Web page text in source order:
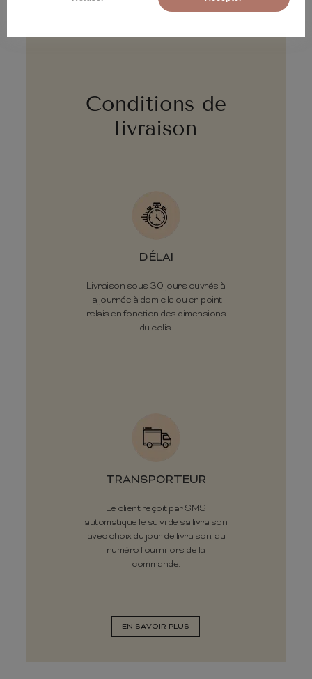
Conditions de
livraison
DÉLAI
Livraison sous 30 jours ouvrés à
la journée à domicile ou en point
relais en fonction des dimensions
du colis.
TRANSPORTEUR
Le client reçoit par SMS
automatique le suivi de sa livraison
avec choix du jour de livraison, au
numéro fourni lors de la
commande.
EN SAVOIR PLUS